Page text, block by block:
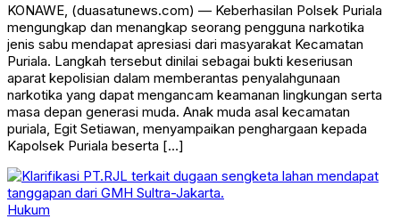
KONAWE, (duasatunews.com) — Keberhasilan Polsek Puriala
mengungkap dan menangkap seorang pengguna narkotika
jenis sabu mendapat apresiasi dari masyarakat Kecamatan
Puriala. Langkah tersebut dinilai sebagai bukti keseriusan
aparat kepolisian dalam memberantas penyalahgunaan
narkotika yang dapat mengancam keamanan lingkungan serta
masa depan generasi muda. Anak muda asal kecamatan
puriala, Egit Setiawan, menyampaikan penghargaan kepada
Kapolsek Puriala beserta […]
Hukum